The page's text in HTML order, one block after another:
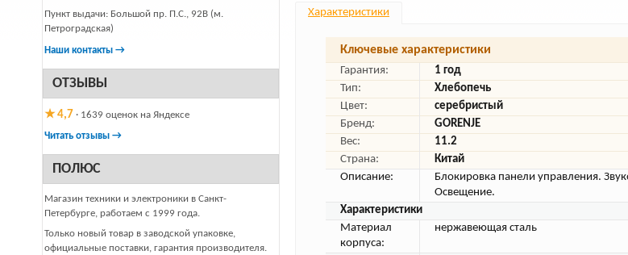
Пункт выдачи: Большой пр. П.С., 92В (м.
Петроградская)
Наши контакты →
ОТЗЫВЫ
★ 4,7 · 1639 оценок на Яндексе
Читать отзывы →
ПОЛЮС
Магазин техники и электроники в Санкт-
Петербурге, работаем с 1999 года.
Только новый товар в заводской упаковке,
официальные поставки, гарантия производителя.
Характеристики
Ключевые характеристики
Гарантия:
1 год
Тип:
Хлебопечь
Цвет:
серебристый
Бренд:
GORENJE
Вес:
11.2
Страна:
Китай
Описание:
Блокировка панели управления.
Освещение.
Характеристики
Материал
корпуса:
нержавеющая сталь